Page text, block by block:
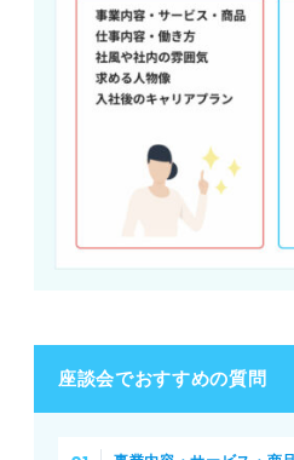
座談会でおすすめの質問